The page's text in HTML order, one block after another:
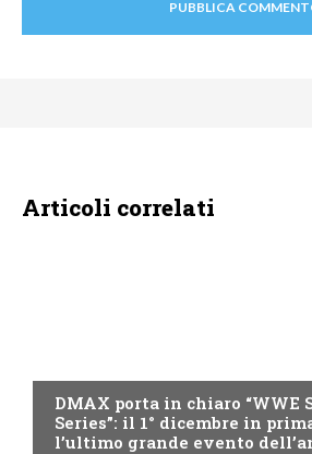
Articoli correlati
DMAX porta in chiaro “WWE
Series”: il 1° dicembre in
l’ultimo grande evento